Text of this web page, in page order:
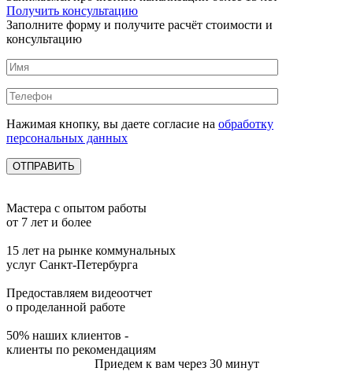
Получить консультацию
Заполните форму и получите расчёт стоимости и
консультацию
Нажимая кнопку, вы даете согласие на обработку
персональных данных
Мастера с опытом работы
от 7 лет и более
15 лет на рынке коммунальных
услуг Санкт-Петербурга
Предоставляем видеоотчет
о проделанной работе
50% наших клиентов -
клиенты по рекомендациям
Приедем к вам через 30 минут